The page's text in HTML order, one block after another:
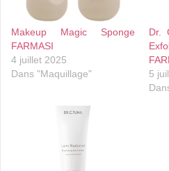
Makeup Magic Sponge
FARMASI
4 juillet 2025
Dans "Maquillage"
Dr.
5